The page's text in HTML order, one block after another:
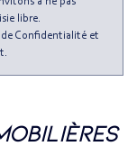
libre.
de Confidentialité et